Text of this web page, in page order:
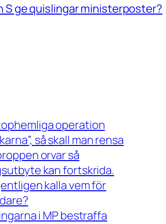
S ge quislingar ministerposter?
operation
så skall man rensa
orvar så
kan fortskrida.
kalla vem för
i MP bestraffa